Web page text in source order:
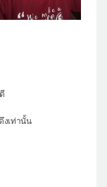
งเท่านั้น